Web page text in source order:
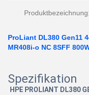
Produktbezeichnung:
ProLiant DL380 Gen11
MR408i-o NC 8SFF
Spezifikation
HPE PROLIANT DL380